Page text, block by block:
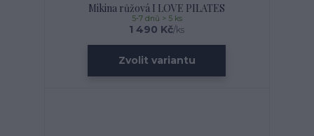
Mikina růžová I LOVE PILATES
1 490 Kč/ks
5-7 dnů > 5 ks
Zvolit variantu